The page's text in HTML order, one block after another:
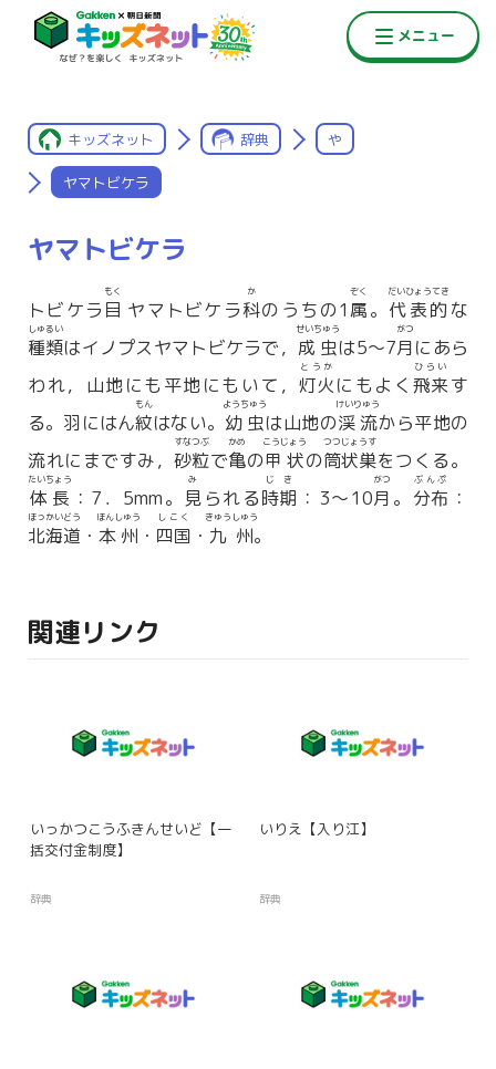
キッズネット 辞典 や
ヤマトビケラ
ヤマトビケラ
トビケラ目
もく
ヤマトビケラ科
か
のうちの1属
ぞく
。 代表的
だいひょうてき
な
種類
しゅるい
はイノプスヤマトビケラで， 成虫
せいちゅう
は5〜7月
がつ
にあら
われ，山地にも平地にもいて， 灯火
とうか
にもよく 飛来
ひらい
す
る。羽にはん紋
もん
はない。 幼虫
ようちゅう
は山地の渓流
けいりゅう
から平地の
流れにまですみ， 砂粒
すなつぶ
で亀
かめ
の甲状
こうじょう
の筒状巣
つつじょうす
をつくる。
体長
たいちょう
：7．5mm。 見
み
られる時期
じき
：3〜10月
がつ
。 分布
ぶんぷ
：
北海道
ほっかいどう
・ 本州
ほんしゅう
・ 四国
しこく
・ 九州
きゅうしゅう
。
関連リンク
いっかつこうふきんせいど【一
括交付金制度】
辞典
いりえ【入り江】
辞典